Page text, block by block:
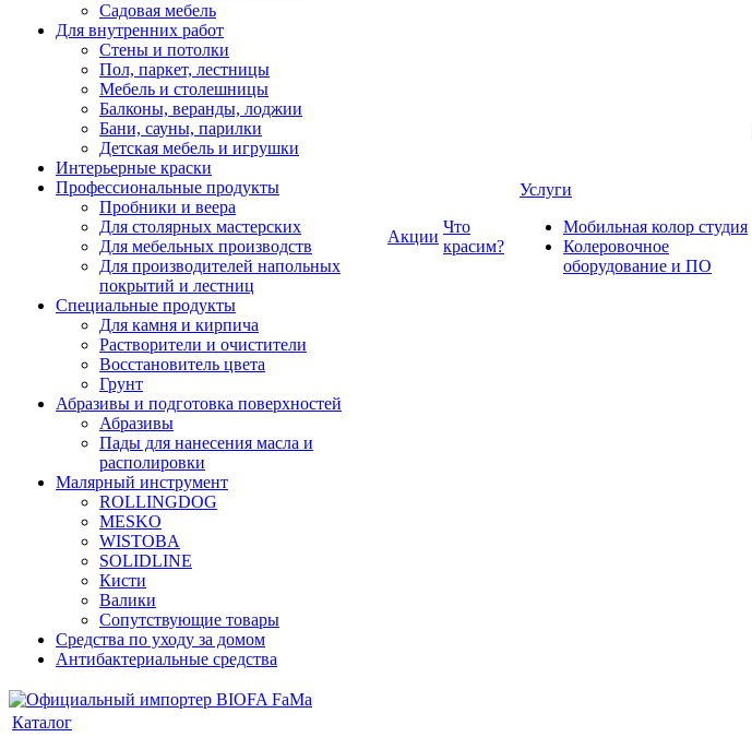
Садовая мебель
Для внутренних работ
Стены и потолки
Пол, паркет, лестницы
Мебель и столешницы
Балконы, веранды, лоджии
Бани, сауны, парилки
Детская мебель и игрушки
Интерьерные краски
Профессиональные продукты
Пробники и веера
Для столярных мастерских
Для мебельных производств
Для производителей напольных
покрытий и лестниц
Специальные продукты
Для камня и кирпича
Растворители и очистители
Восстановитель цвета
Грунт
Абразивы и подготовка поверхностей
Абразивы
Пады для нанесения масла и
располировки
Малярный инструмент
ROLLINGDOG
MESKO
WISTOBA
SOLIDLINE
Кисти
Валики
Сопутствующие товары
Средства по уходу за домом
Антибактериальные средства
Акции
Что
красим?
Услуги
Мобильная колор студия
Колеровочное
оборудование и ПО
Каталог